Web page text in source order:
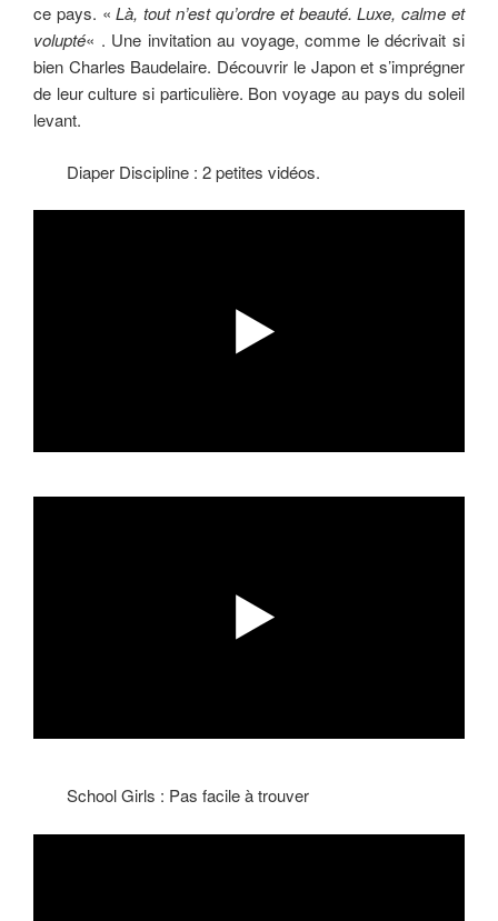
ce pays. «Là, tout n’est qu’ordre et beauté. Luxe, calme et
volupté« . Une invitation au voyage, comme le décrivait si
bien Charles Baudelaire. Découvrir le Japon et s’imprégner
de leur culture si particulière. Bon voyage au pays du soleil
levant.
Diaper Discipline : 2 petites vidéos.
School Girls : Pas facile à trouver